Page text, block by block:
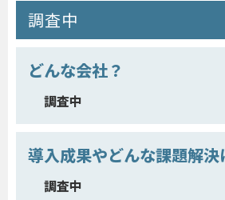
調査中
どんな会社？
調査中
導入成果やどんな課題解決
調査中